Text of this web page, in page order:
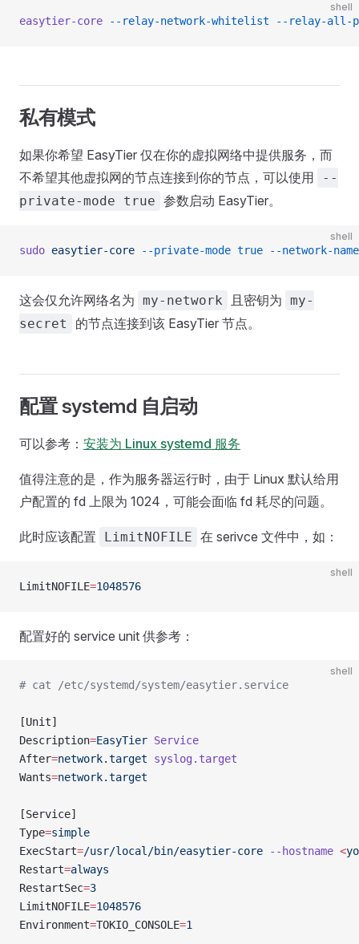
shell
easytier-core --relay-network-whitelist --relay-all-
私有模式
如果你希望 EasyTier 仅在你的虚拟网络中提供服务，而
不希望其他虚拟网的节点连接到你的节点，可以使用
--
private-mode true 参数启动 EasyTier。
shell
sudo easytier-core --private-mode true --network-name
这会仅允许网络名为 my-network 且密钥为 my-
secret
的节点连接到该 EasyTier 节点。
配置 systemd 自启动
可以参考： 安装为 Linux systemd 服务
值得注意的是，作为服务器运行时，由于 Linux 默认给用
户配置的 fd 上限为 1024，可能会面临 fd 耗尽的问题。
此时应该配置 LimitNOFILE 在 serivce 文件中，如：
shell
LimitNOFILE=1048576
配置好的 service unit 供参考：
shell
# cat /etc/systemd/system/easytier.service
[Unit]
Description=EasyTier Service
After=network.target syslog.target
Wants=network.target
[Service]
Type=simple
ExecStart=/usr/local/bin/easytier-core --hostname <
Restart=always
RestartSec=3
LimitNOFILE=1048576
Environment=TOKIO_CONSOLE=1